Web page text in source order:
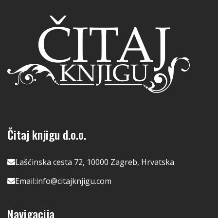
Čitaj knjigu d.o.o.
Lašćinska cesta 72, 10000 Zagreb, Hrvatska
Email:info@citajknjigu.com
Navigacija